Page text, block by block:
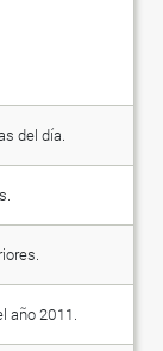
del día.
año 2011.